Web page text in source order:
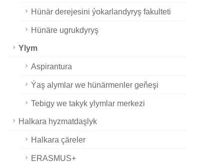
Hünär derejesini ýokarlandyryş fakulteti
Hünäre ugrukdyryş
Ylym
Aspirantura
Ýaş alymlar we hünärmenler geňeşi
Tebigy we takyk ylymlar merkezi
Halkara hyzmatdaşlyk
Halkara çäreler
ERASMUS+